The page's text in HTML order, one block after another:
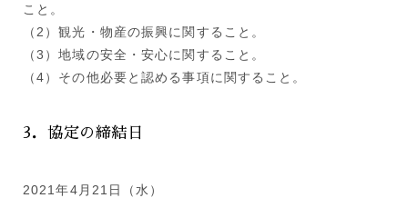
こと。
（2）観光・物産の振興に関すること。
（3）地域の安全・安心に関すること。
（4）その他必要と認める事項に関すること。
3．協定の締結日
2021年4月21日（水）